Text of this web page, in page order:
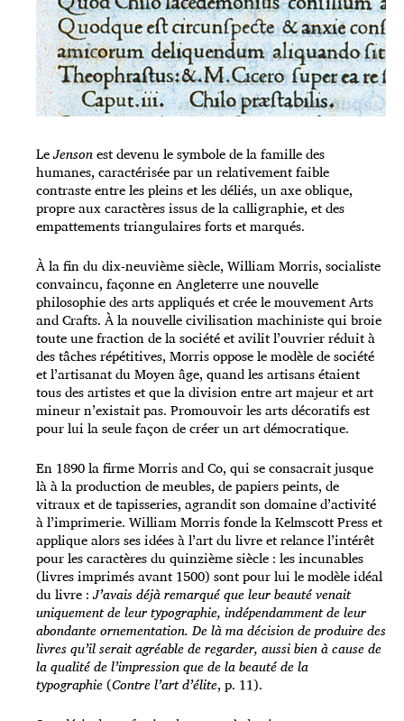
LeJensonest devenu le symbole de la famille des
humanes, caractérisée par un relativement faible
contraste entre les pleins et les déliés, un axe oblique,
propre aux caractères issus de la calligraphie, et des
empattements triangulaires forts et marqués.
À la fin du dix-neuvième siècle, William Morris, socialiste
convaincu, façonne en Angleterre une nouvelle
philosophie des arts appliqués et crée le mouvement Arts
and Crafts. À la nouvelle civilisation machiniste qui broie
toute une fraction de la société et avilit l’ouvrier réduit à
des tâches répétitives, Morris oppose le modèle de société
et l’artisanat du Moyen âge, quand les artisans étaient
tous des artistes et que la division entre art majeur et art
mineur n’existait pas. Promouvoir les arts décoratifs est
pour lui la seule façon de créer un art démocratique.
En 1890 la firme Morris and Co, qui se consacrait jusque
là à la production de meubles, de papiers peints, de
vitraux et de tapisseries, agrandit son domaine d’activité
à l’imprimerie. William Morris fonde la Kelmscott Press et
applique alors ses idées à l’art du livre et relance l’intérêt
pour les caractères du quinzième siècle : les incunables
(livres imprimés avant 1500) sont pour lui le modèle idéal
du livre : J’avais déjà remarqué que leur beauté venait
uniquement de leur typographie, indépendamment de leur
abondante ornementation. De là ma décision de produire des
livres qu’il serait agréable de regarder, aussi bien à cause de
la qualité de l’impression que de la beauté de la
typographie (Contre l’art d’élite, p. 11).